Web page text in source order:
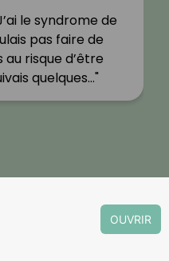
le syndrome de
pas faire de
risque d’être
quelques…"
OUVRIR